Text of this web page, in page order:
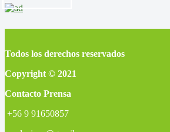
Todos los derechos reservados
Copyright © 2021
Contacto Prensa
+56 9 91650857